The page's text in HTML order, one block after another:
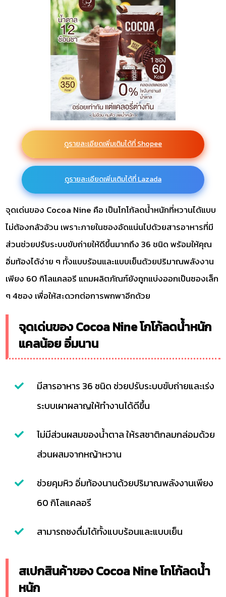
ดูรายละเอียดเพิ่มเติมได้ที่ Shopee
ดูรายละเอียดเพิ่มเติมได้ที่ Lazada
จุดเด่นของ Cocoa Nine คือ เป็นโกโก้ลดน้ำหนักที่หวานได้แบบ
ไม่ต้องกลัวอ้วน เพราะภายในซองอัดแน่นไปด้วยสารอาหารที่มี
ส่วนช่วยปรับระบบขับถ่ายให้ดีขึ้นมากถึง 36 ชนิด พร้อมให้คุณ
อิ่มท้องได้ง่าย ๆ ทั้งแบบร้อนและแบบเย็นด้วยปริมาณพลังงาน
เพียง 60 กิโลแคลอรี แถมผลิตภัณฑ์ยังถูกแบ่งออกเป็นซองเล็ก
ๆ 4ซอง เพื่อให้สะดวกต่อการพกพาอีกด้วย
จุดเด่นของ Cocoa Nine โกโก้ลดน้ำหนัก
แคลน้อย อิ่มนาน
มีสารอาหาร 36 ชนิด ช่วยปรับระบบขับถ่ายและเร่ง
ระบบเผาผลาญให้ทำงานได้ดีขึ้น
ไม่มีส่วนผสมของน้ำตาล ให้รสชาติกลมกล่อมด้วย
ส่วนผสมจากหญ้าหวาน
ช่วยคุมหิว อิ่มท้องนานด้วยปริมาณพลังงานเพียง
60 กิโลแคลอรี
สามารถชงดื่มได้ทั้งแบบร้อนและแบบเย็น
สเปกสินค้าของ Cocoa Nine โกโก้ลดน้ำ
หนัก